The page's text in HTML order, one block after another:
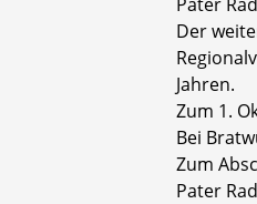
Der
Jahren.
Zum 1.
Bei
Zum
Pater